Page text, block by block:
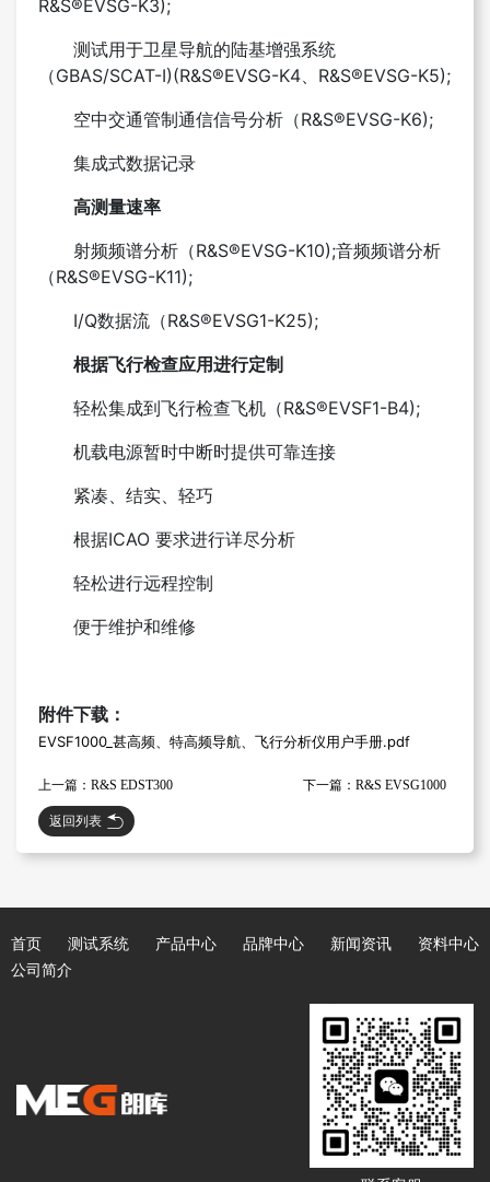
R&S®EVSG-K3);
测试用于卫星导航的陆基增强系统
（GBAS/SCAT-I)(R&S®EVSG-K4、R&S®EVSG-K5);
空中交通管制通信信号分析（R&S®EVSG-K6);
集成式数据记录
高测量速率
射频频谱分析（R&S®EVSG-K10);音频频谱分析
（R&S®EVSG-K11);
I/Q数据流（R&S®EVSG1-K25);
根据飞行检查应用进行定制
轻松集成到飞行检查飞机（R&S®EVSF1-B4);
机载电源暂时中断时提供可靠连接
紧凑、结实、轻巧
根据ICAO 要求进行详尽分析
轻松进行远程控制
便于维护和维修
附件下载：
EVSF1000_甚高频、特高频导航、飞行分析仪用户手册.pdf
上一篇：R&S EDST300 下一篇：R&S EVSG1000
返回列表
首页 测试系统 产品中心 品牌中心 新闻资讯
资料中心
公司简介